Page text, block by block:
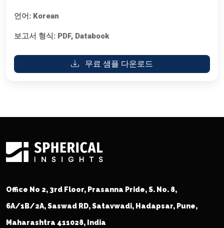
언어: Korean
보고서 형식: PDF, Databook
무료 샘플 다운로드
Office No 2, 3rd Floor, Prasanna Pride, S. No. 8,
6A/1B/2A, Saswad RD, Satavwadi, Hadapsar, Pune,
Maharashtra 411028, India